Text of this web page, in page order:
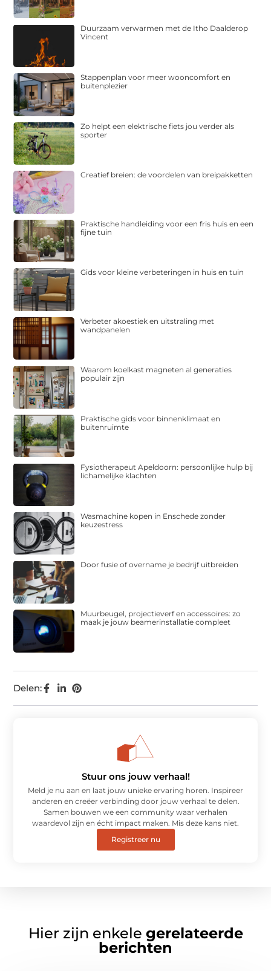
Delen:
Duurzaam verwarmen met de Itho Daalderop
Vincent
Stappenplan voor meer wooncomfort en
buitenplezier
Zo helpt een elektrische fiets jou verder als
sporter
Creatief breien: de voordelen van breipakketten
Praktische handleiding voor een fris huis en een
fijne tuin
Gids voor kleine verbeteringen in huis en tuin
Verbeter akoestiek en uitstraling met
wandpanelen
Waarom koelkast magneten al generaties
populair zijn
Praktische gids voor binnenklimaat en
buitenruimte
Fysiotherapeut Apeldoorn: persoonlijke hulp bij
lichamelijke klachten
Wasmachine kopen in Enschede zonder
keuzestress
Door fusie of overname je bedrijf uitbreiden
Muurbeugel, projectieverf en accessoires: zo
maak je jouw beamerinstallatie compleet
Stuur ons jouw verhaal!
Meld je nu aan en laat jouw unieke ervaring horen. Inspireer
anderen en creëer verbinding door jouw verhaal te delen.
Samen bouwen we een community waar verhalen
waardevol zijn en écht impact maken. Mis deze kans niet.
Registreer nu
Hier zijn enkele gerelateerde
berichten